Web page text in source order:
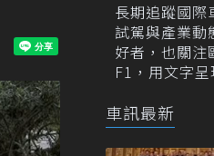
長期追蹤國際
試駕與產業動
好者，也關注
F1，用文字
車訊最新